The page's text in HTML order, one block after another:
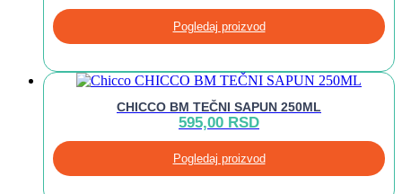
Pogledaj proizvod
CHICCO BM TEČNI SAPUN 250ML
595,00 RSD
Pogledaj proizvod